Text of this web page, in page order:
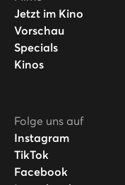
Jetzt im Kino
Vorschau
Specials
Kinos
Folge uns auf
Instagram
TikTok
Facebook